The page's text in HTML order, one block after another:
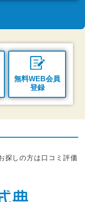
無料WEB会員
登録
探しの方は口コミ評価